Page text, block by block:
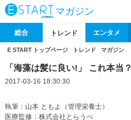
マガジン
総合 トレンド エンタメ
E START トップページ トレンド マガジン
「海藻は髪に良い!」 これ本当？
2017-03-16 18:30:30
執筆：山本 ともよ（管理栄養士）
医療監修：株式会社とらうべ